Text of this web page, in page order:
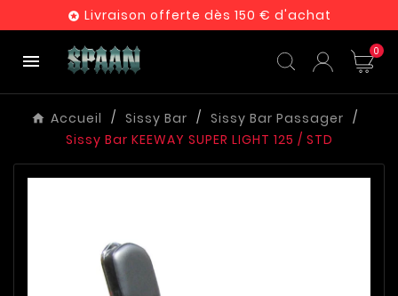
 Livraison offerte dès 150 € d'achat
 0
Accueil Sissy Bar
Sissy Bar Passager
Sissy Bar KEEWAY SUPER LIGHT 125 / STD